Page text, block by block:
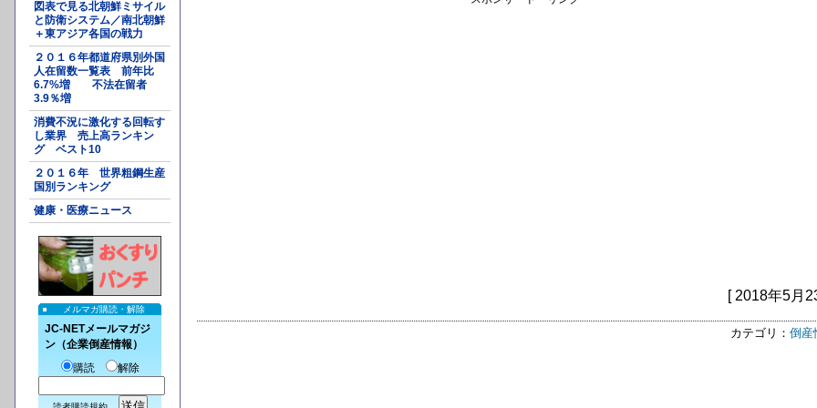
図表で見る北朝鮮ミサイル
と防衛システム／南北朝鮮
＋東アジア各国の戦力
２０１６年都道府県別外国
人在留数一覧表 前年比
6.7%増 不法在留者
3.9％増
消費不況に激化する回転す
し業界 売上高ランキン
グ ベスト10
２０１６年 世界粗鋼生産
国別ランキング
健康・医療ニュース
メルマガ購読・解除
JC-NETメールマガジ
ン（企業倒産情報）
購読
解除
[ 2018年5月
カテゴリ： 倒産